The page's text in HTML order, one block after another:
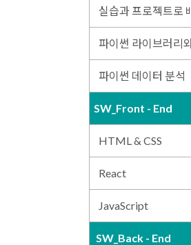
실습과 프로젝트로
파이썬 라이브러리
파이썬 데이터 분석
SW_Front - End
HTML & CSS
React
JavaScript
SW_Back - End